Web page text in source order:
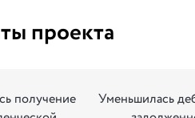
проекта
получение
Уменьшилась